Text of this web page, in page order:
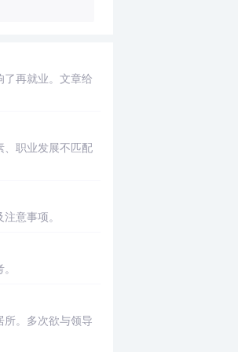
了再就业。文章给
、职业发展不匹配
意事项。
。多次欲与领导